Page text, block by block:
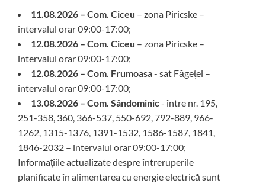
11.08.2026 – Com. Ciceu – zona Piricske –
intervalul orar 09:00-17:00;
12.08.2026 – Com. Ciceu – zona Piricske –
intervalul orar 09:00-17:00;
12.08.2026 – Com. Frumoasa- sat Făgețel –
intervalul orar 09:00-17:00;
13.08.2026 – Com. Sândominic- între nr. 195,
251-358, 360, 366-537, 550-692, 792-889, 966-
1262, 1315-1376, 1391-1532, 1586-1587, 1841,
1846-2032 – intervalul orar 09:00-17:00;
Informațiile actualizate despre întreruperile
planificate în alimentarea cu energie electrică sunt